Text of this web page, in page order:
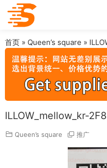
首页 » Queen’s square »
ILLOW_mellow_kr-
Queen’s square 推广